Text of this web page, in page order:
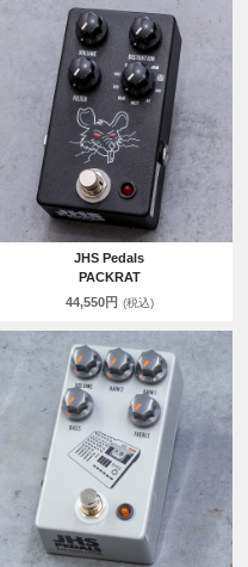
JHS Pedals
PACKRAT
44,550円 (税込)